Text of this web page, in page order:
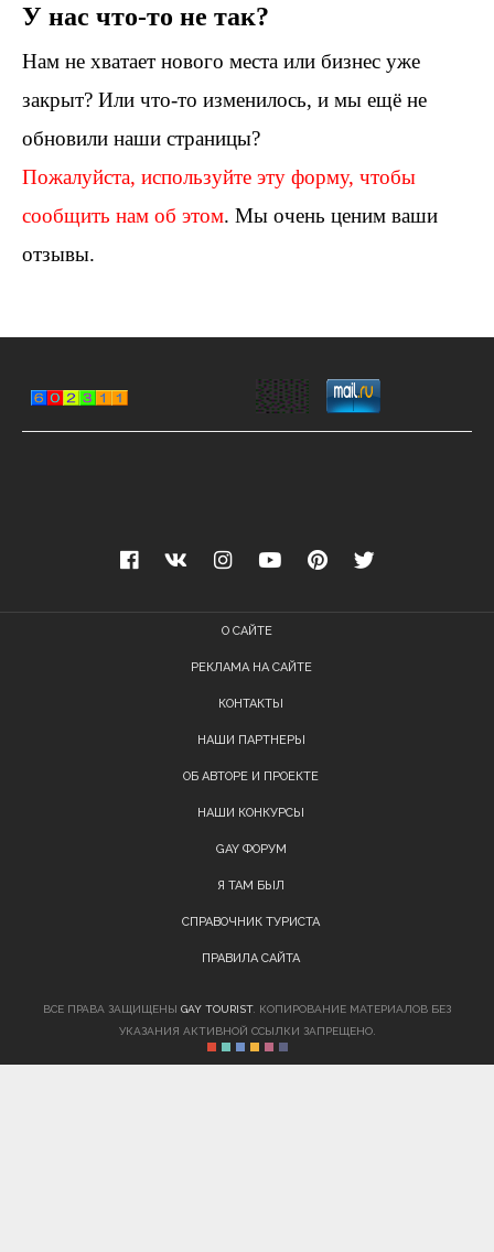
У нас что-то не так?
Нам не хватает нового места или бизнес уже
закрыт? Или что-то изменилось, и мы ещё не
обновили наши страницы?
Пожалуйста, используйте эту форму, чтобы
сообщить нам об этом. Мы очень ценим ваши
отзывы.
О САЙТЕ
РЕКЛАМА НА САЙТЕ
КОНТАКТЫ
НАШИ ПАРТНЕРЫ
ОБ АВТОРЕ И ПРОЕКТЕ
НАШИ КОНКУРСЫ
GAY ФОРУМ
Я ТАМ БЫЛ
СПРАВОЧНИК ТУРИСТА
ПРАВИЛА САЙТА
ВСЕ ПРАВА ЗАЩИЩЕНЫ GAY TOURIST. КОПИРОВАНИЕ МАТЕРИАЛОВ БЕЗ
УКАЗАНИЯ АКТИВНОЙ ССЫЛКИ ЗАПРЕЩЕНО.